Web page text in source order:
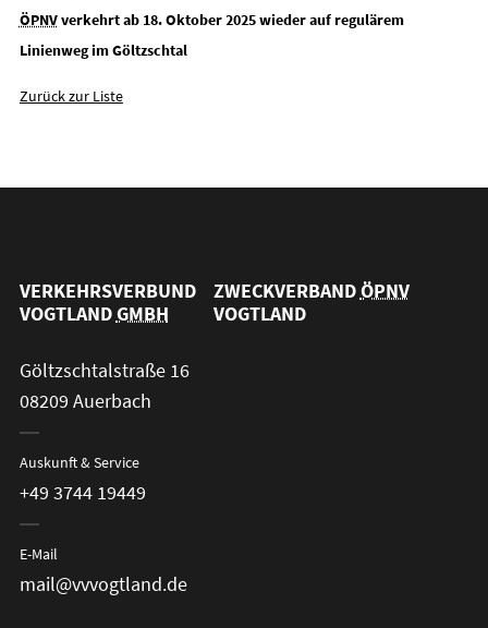
ÖPNVverkehrt ab 18. Oktober 2025 wieder auf regulärem
Linienweg im Göltzschtal
Zurück zur Liste
VERKEHRSVERBUND
VOGTLANDGMBH
ZWECKVERBANDÖPNV
VOGTLAND
Göltzschtalstraße 16
08209 Auerbach
Auskunft & Service
+49 3744 19449
E-Mail
mail@vvvogtland.de